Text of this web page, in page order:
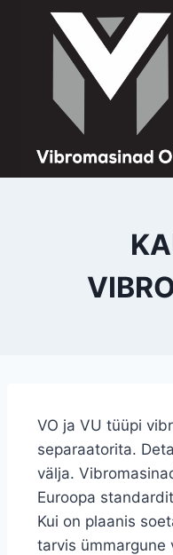
VO ja VU tüüpi
separaatorita.
välja.
Euroopa
Kui on plaanis
tarvis ümmargune